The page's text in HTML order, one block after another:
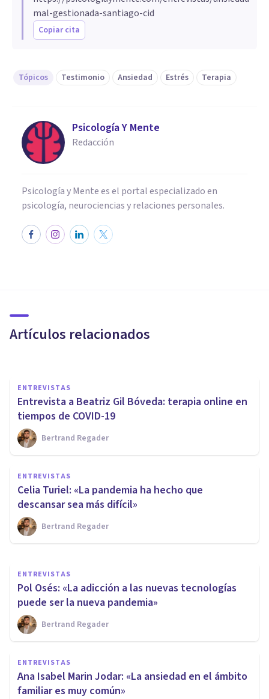
mal-gestionada-santiago-cid
Copiar cita
Tópicos Testimonio Ansiedad Estrés Terapia
Psicología Y Mente
Redacción
Psicología y Mente es el portal especializado en
psicología, neurociencias y relaciones personales.
Artículos relacionados
trauma?
ENTREVISTAS
Entrevista a Beatriz Gil Bóveda: terapia online en
tiempos de COVID-19
Bertrand Regader
ENTREVISTAS
Celia Turiel: «La pandemia ha hecho que
descansar sea más difícil»
Bertrand Regader
ENTREVISTAS
Verónica Valderrama: «La
hipnosis está rodeada de
muchos mitos»
Arturo Torres
ENTREVISTAS
Pol Osés: «La adicción a las nuevas tecnologías
puede ser la nueva pandemia»
Bertrand Regader
ENTREVISTAS
Ana Isabel Marin Jodar: «La ansiedad en el ámbito
familiar es muy común»